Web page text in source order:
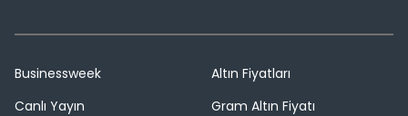
Businessweek
Canlı Yayın
Altın Fiyatları
Gram Altın Fiyatı